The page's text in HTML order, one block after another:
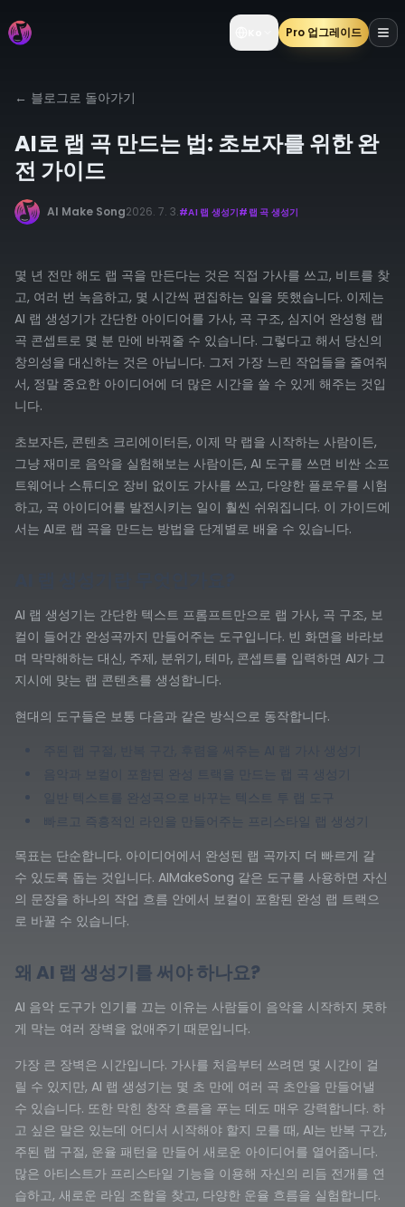
Pro 업그레이드
← 블로그로 돌아가기
AI로 랩 곡 만드는 법: 초보자를 위한 완
전 가이드
AI Make Song2026. 7. 3.#AI 랩 생성기# 랩 곡 생성기
몇 년 전만 해도 랩 곡을 만든다는 것은 직접 가사를 쓰고, 비트를 찾
고, 여러 번 녹음하고, 몇 시간씩 편집하는 일을 뜻했습니다. 이제는
AI 랩 생성기가 간단한 아이디어를 가사, 곡 구조, 심지어 완성형 랩
곡 콘셉트로 몇 분 만에 바꿔줄 수 있습니다. 그렇다고 해서 당신의
창의성을 대신하는 것은 아닙니다. 그저 가장 느린 작업들을 줄여줘
서, 정말 중요한 아이디어에 더 많은 시간을 쓸 수 있게 해주는 것입
니다.
초보자든, 콘텐츠 크리에이터든, 이제 막 랩을 시작하는 사람이든,
그냥 재미로 음악을 실험해보는 사람이든, AI 도구를 쓰면 비싼 소프
트웨어나 스튜디오 장비 없이도 가사를 쓰고, 다양한 플로우를 시험
하고, 곡 아이디어를 발전시키는 일이 훨씬 쉬워집니다. 이 가이드에
서는 AI로 랩 곡을 만드는 방법을 단계별로 배울 수 있습니다.
AI 랩 생성기는 간단한 텍스트 프롬프트만으로 랩 가사, 곡 구조, 보
컬이 들어간 완성곡까지 만들어주는 도구입니다. 빈 화면을 바라보
며 막막해하는 대신, 주제, 분위기, 테마, 콘셉트를 입력하면 AI가 그
지시에 맞는 랩 콘텐츠를 생성합니다.
현대의 도구들은 보통 다음과 같은 방식으로 동작합니다.
일반 텍스트를 완성곡으로 바꾸는 텍스트 투 랩 도구
빠르고 즉흥적인 라인을 만들어주는 프리스타일 랩 생성기
목표는 단순합니다. 아이디어에서 완성된 랩 곡까지 더 빠르게 갈
수 있도록 돕는 것입니다. AIMakeSong 같은 도구를 사용하면 자신
의 문장을 하나의 작업 흐름 안에서 보컬이 포함된 완성 랩 트랙으
로 바꿀 수 있습니다.
왜 AI 랩 생성기를 써야 하나요?
AI 음악 도구가 인기를 끄는 이유는 사람들이 음악을 시작하지 못하
게 막는 여러 장벽을 없애주기 때문입니다.
가장 큰 장벽은 시간입니다. 가사를 처음부터 쓰려면 몇 시간이 걸
릴 수 있지만, AI 랩 생성기는 몇 초 만에 여러 곡 초안을 만들어낼
수 있습니다. 또한 막힌 창작 흐름을 푸는 데도 매우 강력합니다. 하
고 싶은 말은 있는데 어디서 시작해야 할지 모를 때, AI는 반복 구간,
주된 랩 구절, 운율 패턴을 만들어 새로운 아이디어를 열어줍니다.
많은 아티스트가 프리스타일 기능을 이용해 자신의 리듬 전개를 연
습하고, 새로운 라임 조합을 찾고, 다양한 운율 흐름을 실험합니다.